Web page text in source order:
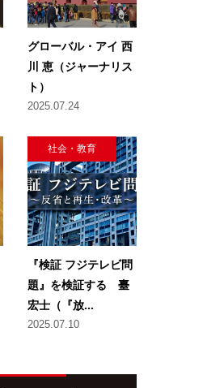
グローバル・アイ 西
川 恵（ジャーナリス
ト）
2025.07.24
社会・教育
『検証 フジテレビ問
題』を検証する 臺
宏士（『放...
2025.07.10